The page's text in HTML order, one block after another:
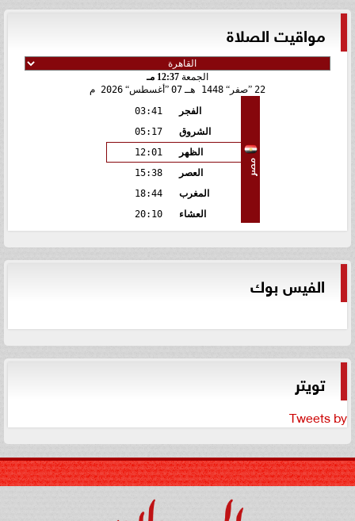
مواقيت الصلاة
الجمعة 12:37 مـ
22 صفر 1448 هـ 07 أغسطس 2026 م
مصر
الفجر
03:41
الشروق
05:17
الظهر
12:01
العصر
15:38
المغرب
18:44
العشاء
20:10
الفيس بوك
تويتر
Tweets by